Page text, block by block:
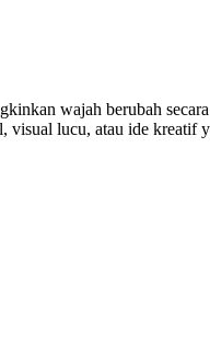
wajah berubah
visual lucu, atau ide kreatif